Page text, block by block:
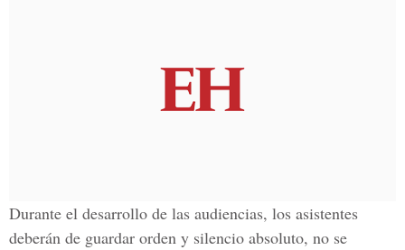
Durante el desarrollo de las audiencias, los asistentes
deberán de guardar orden y silencio absoluto, no se